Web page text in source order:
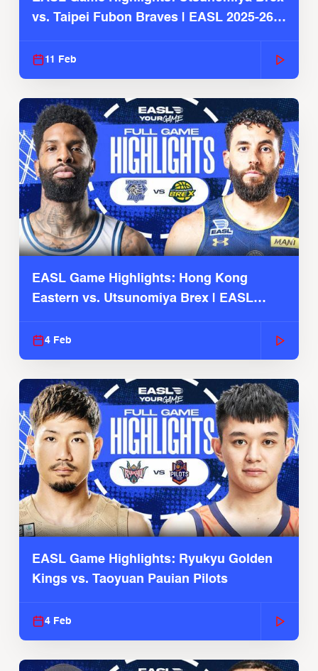
vs. Taipei Fubon Braves | EASL 2025-26
11 Feb
EASL Game Highlights: Hong Kong
Eastern vs. Utsunomiya Brex | EASL
4 Feb
EASL Game Highlights: Ryukyu Golden
Kings vs. Taoyuan Pauian Pilots
4 Feb